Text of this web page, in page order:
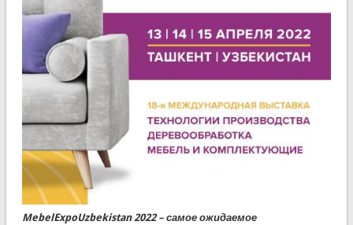
MebelExpoUzbekistan2022 – самое ожидаемое